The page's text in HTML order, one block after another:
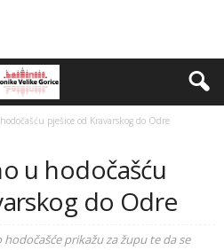
pješice od Kravarskog do Odre
u hodočašću
do Odre
prikažu za župu te da se